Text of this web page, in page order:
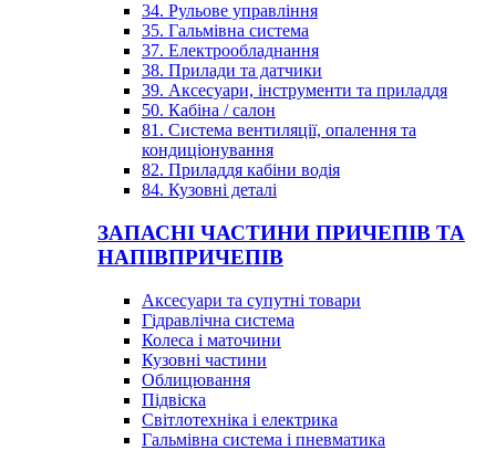
34. Рульове управління
35. Гальмівна система
37. Електрообладнання
38. Прилади та датчики
39. Аксесуари, інструменти та приладдя
50. Кабіна / салон
81. Система вентиляції, опалення та
кондиціонування
82. Приладдя кабіни водія
84. Кузовні деталі
ЗАПАСНІ ЧАСТИНИ ПРИЧЕПІВ ТА
НАПІВПРИЧЕПІВ
Аксесуари та супутні товари
Гідравлічна система
Колеса і маточини
Кузовні частини
Облицювання
Підвіска
Світлотехніка і електрика
Гальмівна система і пневматика